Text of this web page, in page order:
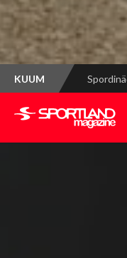
KUUM Mont-